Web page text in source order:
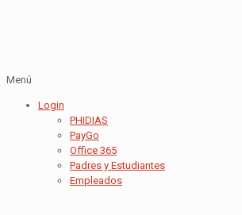
Menú
Login
PHIDIAS
PayGo
Office 365
Padres y Estudiantes
Empleados